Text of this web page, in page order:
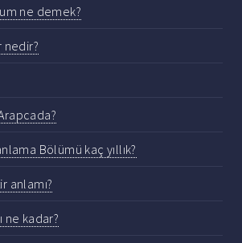
ne demek?
nedir?
Bölümü kaç yıllık?
anlamı?
ne kadar?